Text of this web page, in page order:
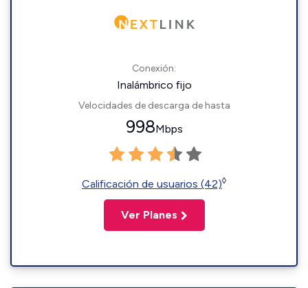
Conexión:
Inalámbrico fijo
Velocidades de descarga de hasta
998Mbps
Calificación de usuarios (42)◊
Ver Planes